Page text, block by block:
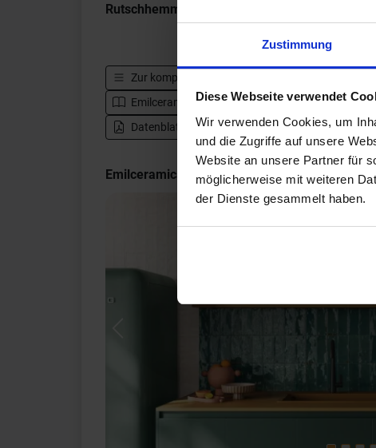
Zustimmung
Diese Webseite verwendet
Wir verwenden Cookies, um
und die Zugriffe auf unsere
Website an unsere Partner für
möglicherweise mit weiteren
der Dienste gesammelt haben.
Rutschhemmung
Zur kompletten Serie
Emilceramica Forme - Katalog
Zur
Datenblatt herunterladen - PDF
Emilceramica Forme Impressionen